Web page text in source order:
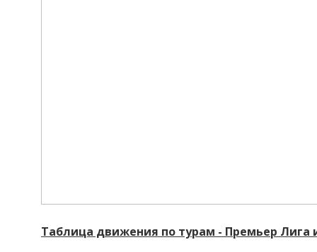
Таблица движения по турам - Премьер Лига